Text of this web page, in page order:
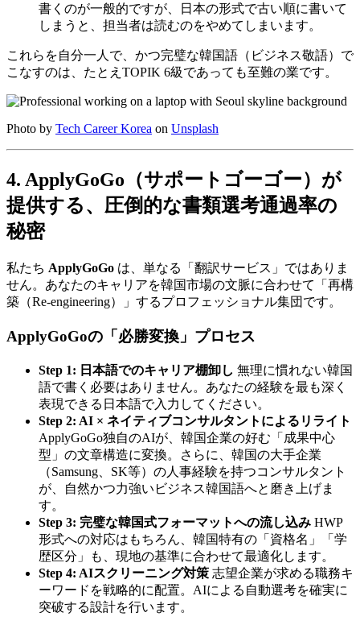
書くのが一般的ですが、日本の形式で古い順に書いて
しまうと、担当者は読むのをやめてしまいます。
これらを自分一人で、かつ完璧な韓国語（ビジネス敬語）で
こなすのは、たとえTOPIK 6級であっても至難の業です。
Photo by Tech Career Korea on Unsplash
4. ApplyGoGo（サポートゴーゴー）が
提供する、圧倒的な書類選考通過率の
秘密
私たち ​ ApplyGoGo は、単なる「翻訳サービス」ではありま
せん。あなたのキャリアを韓国市場の文脈に合わせて「再構
築（Re-engineering）」するプロフェッショナル集団です。
ApplyGoGoの「必勝変換」プロセス
Step 1: 日本語でのキャリア棚卸し 無理に慣れない韓国
語で書く必要はありません。あなたの経験を最も深く
表現できる日本語で入力してください。
Step 2: AI × ネイティブコンサルタントによるリライト
ApplyGoGo独自のAIが、韓国企業の好む「成果中心
型」の文章構造に変換。さらに、韓国の大手企業
（Samsung、SK等）の人事経験を持つコンサルタント
が、自然かつ力強いビジネス韓国語へと磨き上げま
す。
Step 3: 完璧な韓国式フォーマットへの流し込み HWP
形式への対応はもちろん、韓国特有の「資格名」「学
歴区分」も、現地の基準に合わせて最適化します。
Step 4: AIスクリーニング対策 志望企業が求める職務キ
ーワードを戦略的に配置。AIによる自動選考を確実に
突破する設計を行います。